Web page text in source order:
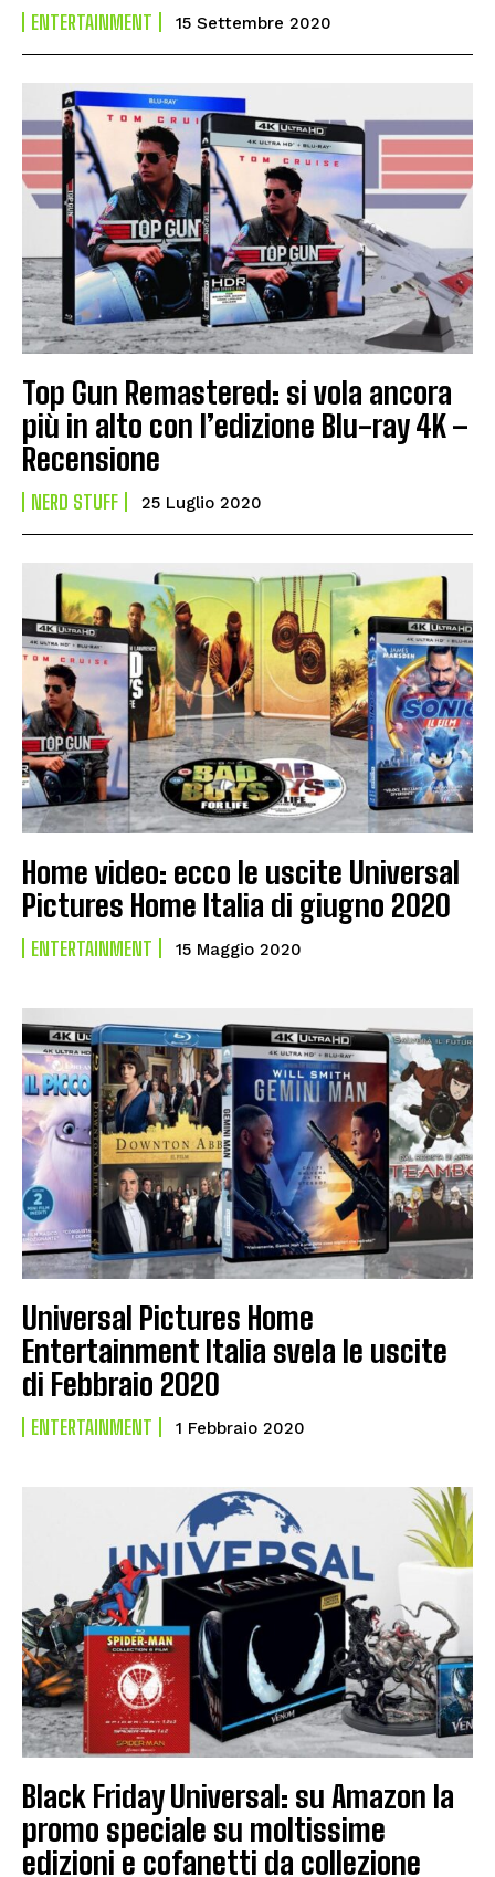
ENTERTAINMENT 15 Settembre 2020
Top Gun Remastered: si vola ancora
più in alto con l’edizione Blu-ray 4K –
Recensione
NERD STUFF 25 Luglio 2020
Home video: ecco le uscite Universal
Pictures Home Italia di giugno 2020
ENTERTAINMENT 15 Maggio 2020
Universal Pictures Home
Entertainment Italia svela le uscite
di Febbraio 2020
ENTERTAINMENT 1 Febbraio 2020
Black Friday Universal: su Amazon la
promo speciale su moltissime
edizioni e cofanetti da collezione